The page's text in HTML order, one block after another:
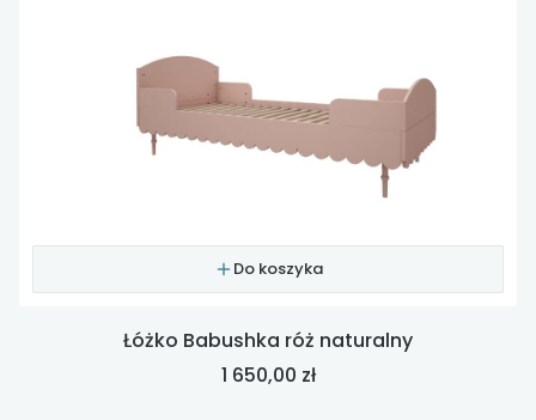
Do koszyka
Łóżko Babushka róż naturalny
Cena
1 650,00 zł